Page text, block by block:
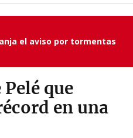
el aviso por tormentas
que
en una